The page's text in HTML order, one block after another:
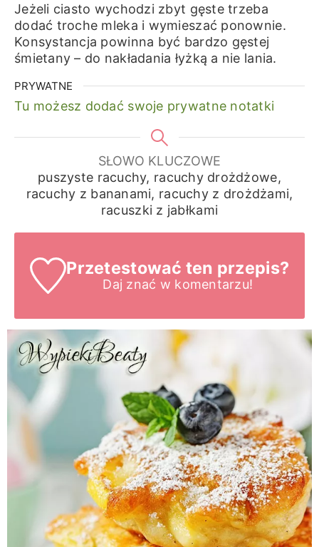
Jeżeli ciasto wychodzi zbyt gęste trzeba
dodać troche mleka i wymieszać ponownie.
Konsystancja powinna być bardzo gęstej
śmietany – do nakładania łyżką a nie lania.
PRYWATNE
Tu możesz dodać swoje prywatne notatki
SŁOWO KLUCZOWE
puszyste racuchy, racuchy drożdżowe,
racuchy z bananami, racuchy z drożdżami,
racuszki z jabłkami
Przetestować ten przepis?
Daj znać w komentarzu!